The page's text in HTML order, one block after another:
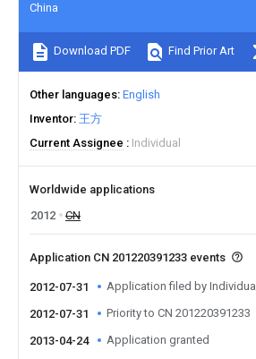
China
Download PDF Find Prior Art
Other languages English
Inventor 王方
Current Assignee
Individual
Worldwide applications
2012
CN
Application CN 201220391233 events
2012-07-31 Application filed by Individual
2012-07-31 Priority to CN 201220391233
2013-04-24 Application granted